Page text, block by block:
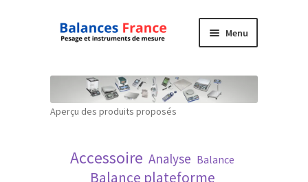
Aller
navigation
Aller
Menu
Mon compte
Politique de confidentialité
Aperçu des produits proposés
Accessoire Analyse Balance
Balance plateforme